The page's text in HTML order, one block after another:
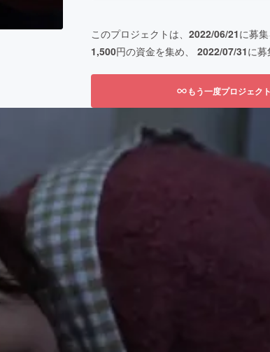
このプロジェクトは、 2022/06/21に募
1,500円の資金を集め、 2022/07/31に
もう一度プロジェク